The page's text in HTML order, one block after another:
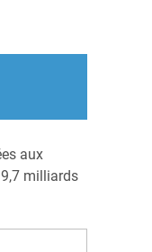
aux
milliards